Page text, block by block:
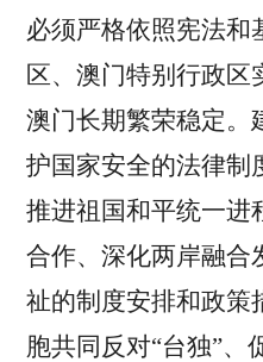
必须严格依照宪法和
区、澳门特别行政区
澳门长期繁荣稳定。
护国家安全的法律制
推进祖国和平统一进
合作、深化两岸融合
祉的制度安排和政策
胞共同反对“台独”、